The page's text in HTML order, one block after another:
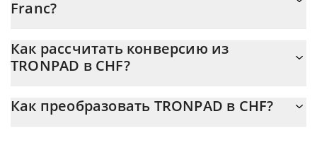
Franc?
На данный момент 1 TRONPAD равно 0.0003026 {toSymbol
Как рассчитать конверсию из
TRONPAD в CHF?
цену конвертации TRONPAD в CHF, просто введя сумму
Как преобразовать TRONPAD в CHF?